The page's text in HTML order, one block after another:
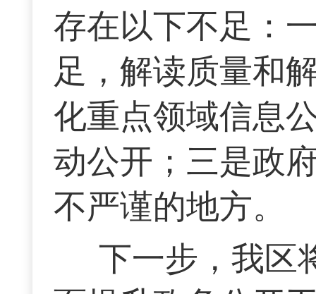
存在以下不足：
足，解读质量和
化重点领域信息
动公开；三是政
不严谨的地方。
下一步，我区